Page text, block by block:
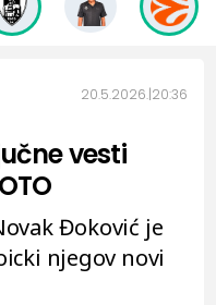
20.5.2026. 20:36
vesti
Đoković je
njegov novi